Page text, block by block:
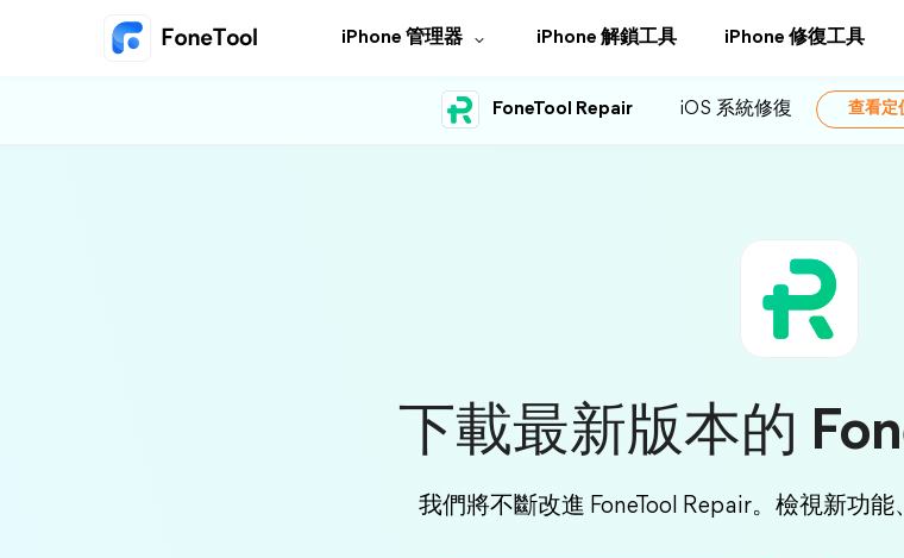
iPhone 管理器 iPhone 解鎖工具 iPhone 修復工具
FoneTool Repair iOS 系統修復 查看定
下載最新版本的
我們將不斷改進 FoneTool Repair。檢視新功能